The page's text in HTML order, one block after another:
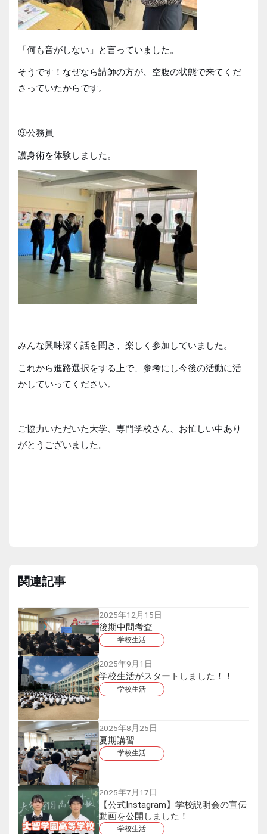
「何も音がしない」と言っていました。
そうです！なぜなら講師の方が、空腹の状態で来てくだ
さっていたからです。
⑨公務員
護身術を体験しました。
みんな興味深く話を聞き、楽しく参加していました。
これから進路選択をする上で、参考にし今後の活動に活
かしていってください。
ご協力いただいた大学、専門学校さん、お忙しい中あり
がとうございました。
関連記事
2025年12月15日
後期中間考査
学校生活
2025年9月1日
学校生活がスタートしました！！
学校生活
2025年8月25日
夏期講習
学校生活
2025年7月17日
【公式Instagram】学校説明会の宣伝
動画を公開しました！
学校生活